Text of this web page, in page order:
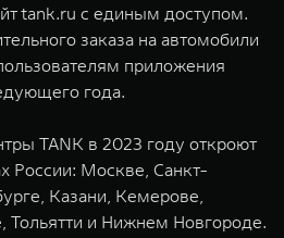
tank.ru с единым доступом.
заказа на автомобили
приложения
года.
TANK в 2023 году откроют
России: Москве, Санкт-
Казани, Кемерове,
Тольятти и Нижнем Новгороде.